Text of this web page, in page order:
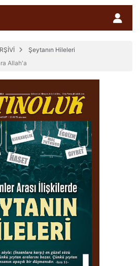
Şeytanın Hileleri
Allah'a